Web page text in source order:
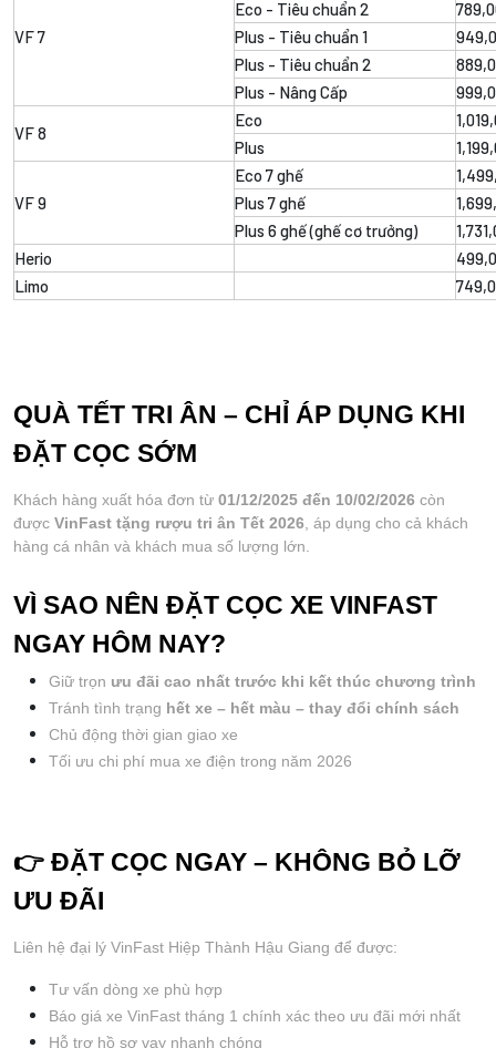
VF 7
Eco - Tiêu chuẩn 2
Plus - Tiêu chuẩn 1
Plus - Tiêu chuẩn 2
Plus - Nâng Cấp
VF 8
Eco
Plus
VF 9
Eco 7 ghế
Plus 7 ghế
Plus 6 ghế (ghế cơ trưởng)
Herio
Limo
QUÀ TẾT TRI ÂN – CHỈ ÁP DỤNG KHI
ĐẶT CỌC SỚM
Khách hàng xuất hóa đơn từ 01/12/2025 đến 10/02/2026 còn
được VinFast tặng rượu tri ân Tết 2026 , áp dụng cho cả khách
hàng cá nhân và khách mua số lượng lớn.
VÌ SAO NÊN ĐẶT CỌC XE VINFAST
NGAY HÔM NAY?
Giữ trọn ưu đãi cao nhất trước khi kết thúc chương trình
Tránh tình trạng hết xe – hết màu – thay đổi chính sách
Chủ động thời gian giao xe
Tối ưu chi phí mua xe điện trong năm 2026
👉 ĐẶT CỌC NGAY – KHÔNG BỎ LỠ
ƯU ĐÃI
Liên hệ đại lý VinFast Hiệp Thành Hậu Giang để được:
Tư vấn dòng xe phù hợp
Báo giá xe VinFast tháng 1 chính xác theo ưu đãi mới nhất
Hỗ trợ hồ sơ vay nhanh chóng